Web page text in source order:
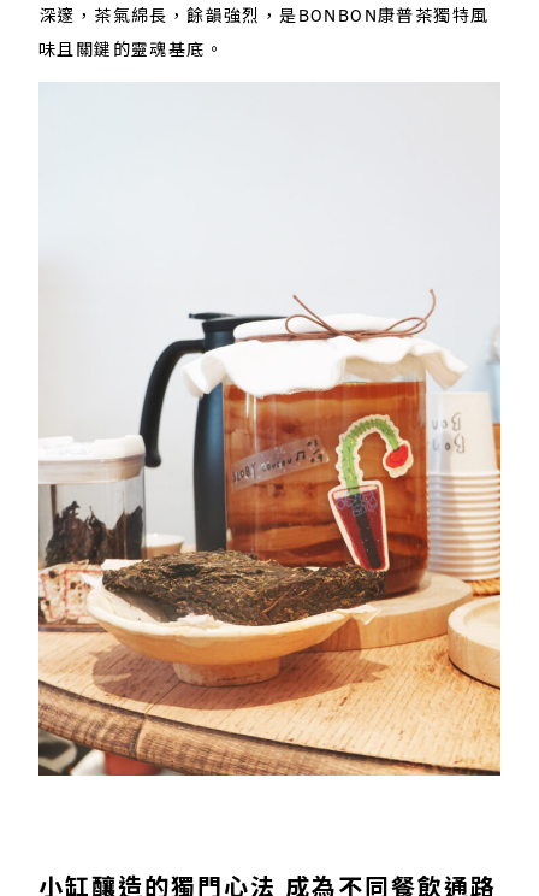
深邃，茶氣綿長，餘韻強烈，是BONBON康普茶獨特風
味且關鍵的靈魂基底。
小缸釀造的獨門心法 成為不同餐飲通路